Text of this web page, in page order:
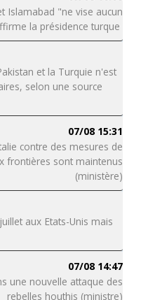
Islamabad "ne vise aucun
la présidence turque
et la Turquie n'est
selon une source
07/08 15:31
contre des mesures de
frontières sont maintenus
(ministère)
aux Etats-Unis mais
07/08 14:47
une nouvelle attaque des
rebelles houthis (ministre)